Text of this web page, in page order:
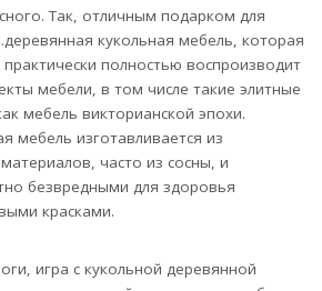
Так, отличным подарком для
кукольная мебель, которая
полностью воспроизводит
мебели, в том числе такие элитные
мебель викторианской эпохи.
мебель изготавливается из
часто из сосны, и
безвредными для здоровья
красками.
игра с кукольной деревянной